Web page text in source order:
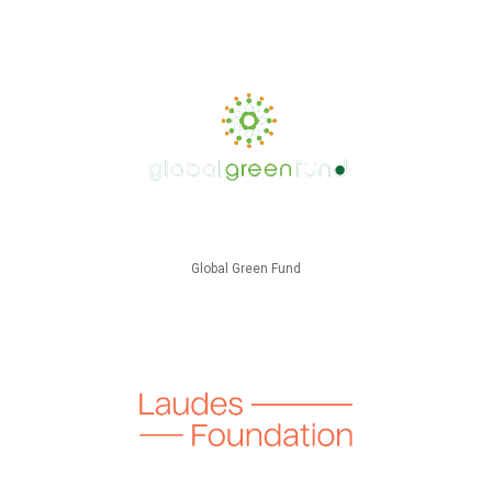
Global Green Fund